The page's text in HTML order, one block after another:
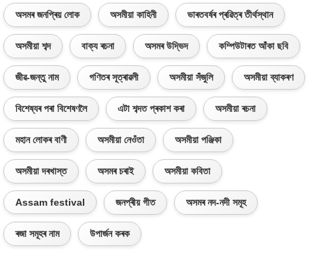
অসমৰ জনপ্ৰিয় লোক অসমীয়া কাহিনী ভাৰতবৰ্ষৰ প্ৰৱিত্ৰ তীৰ্থস্থান
অসমীয়া শব্দ বাক্য ৰচনা অসমৰ উদ্ভিদ কম্পিউটাৰত আঁকা ছবি
জীৱ-জন্তু নাম গণিতৰ সূত্ৰাৱলী অসমীয়া সঁজুলি অসমীয়া ব্যাকৰণ
বিশেষ্যৰ পৰা বিশেষণলৈ এটা শব্দত প্ৰকাশ কৰা অসমীয়া ৰচনা
মহান লোকৰ বাণী অসমীয়া নেওঁতা অসমীয়া পঞ্জিকা
অসমীয়া দৰখাস্ত অসমৰ চৰাই অসমীয়া কবিতা
Assam festival জনপ্ৰীয় গীত অসমৰ নদ-নদী সমূহ
ৰজা সমূহৰ নাম উপাৰ্জন কৰক